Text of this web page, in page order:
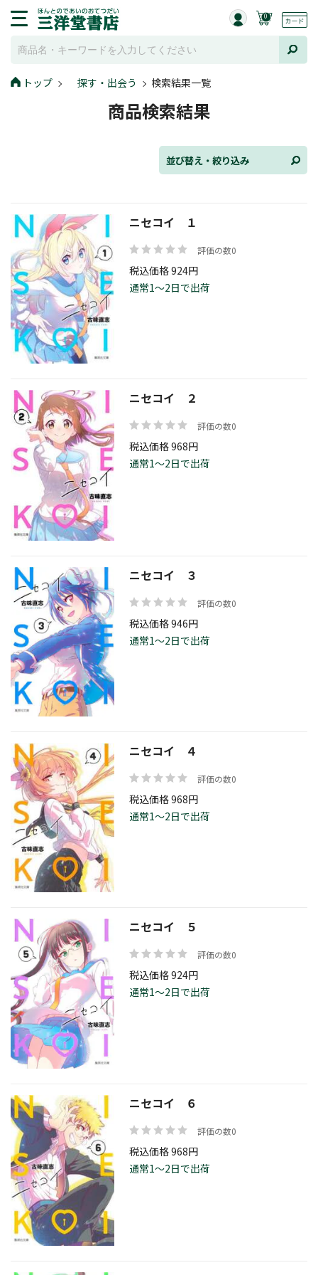
0
トップ 探す・出会う 検索結果一覧
商品検索結果
並び替え・絞り込み
並び替え
在庫状況
価格帯
絞り込む
ニセコイ １
評価の数0
税込価格 924円
通常1～2日で出荷
ニセコイ ２
評価の数0
税込価格 968円
通常1～2日で出荷
ニセコイ ３
評価の数0
税込価格 946円
通常1～2日で出荷
ニセコイ ４
評価の数0
税込価格 968円
通常1～2日で出荷
ニセコイ ５
評価の数0
税込価格 924円
通常1～2日で出荷
ニセコイ ６
評価の数0
税込価格 968円
通常1～2日で出荷